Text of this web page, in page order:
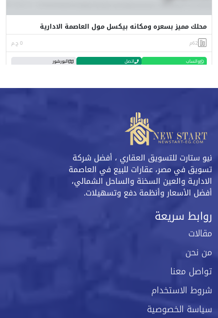
محلك مميز بسعره ومكانه بيكسل مول العاصمة الادارية
62م 0 ج.م
واتساب اتصل البورشور
نيو ستارت للتسويق العقاري ، أفضل شركة
تسويق في مصر، عقارات للبيع في العاصمة
الادارية والعين السخنة والساحل الشمالي،
أفضل الأسعار وأنظمة دفع وتسهيلات.
روابط سريعة
مقالات
من نحن
تواصل معنا
شروط الاستخدام
سياسة الخصوصية